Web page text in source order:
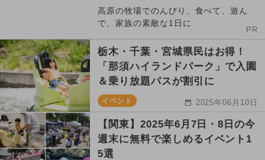
高原の牧場でのんびり、食べて、遊ん
で、家族の素敵な1日に
PR
栃木・千葉・宮城県民はお得！
「那須ハイランドパーク」で入園
＆乗り放題パスが割引に
イベント 2025年06月10日
【関東】2025年6月7日・8日の今
週末に無料で楽しめるイベント1
5選